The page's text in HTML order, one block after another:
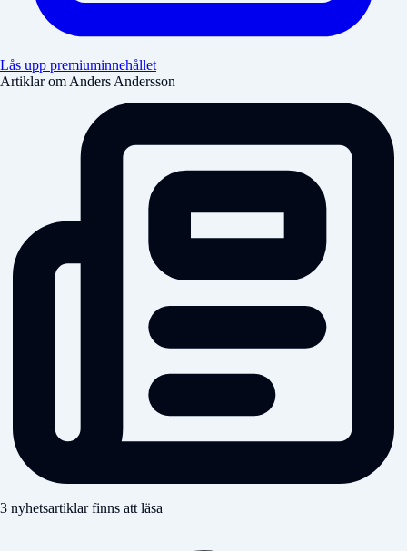
Lås upp premiuminnehållet
Artiklar om Anders Andersson
3 nyhetsartiklar finns att läsa